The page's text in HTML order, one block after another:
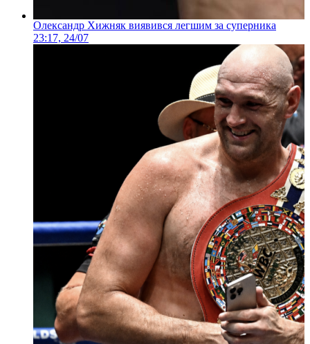
Олександр Хижняк виявився легшим за суперника
23:17, 24/07